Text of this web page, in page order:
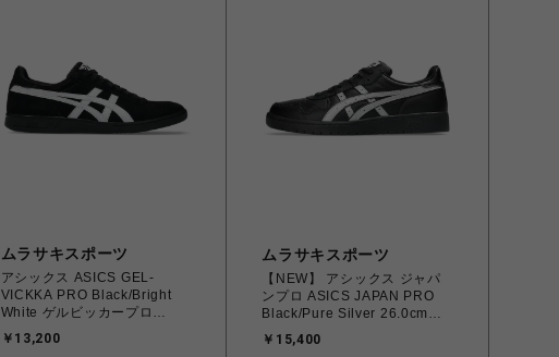
ムラサキスポーツ
アシックス ASICS GEL-
VICKKA PRO Black/Bright
White ゲルビッカープロ
26.0cm～28.0㎝
1201A486.006
￥13,200
ムラサキスポーツ
【NEW】 アシックス ジャパ
ンプロ ASICS JAPAN PRO
Black/Pure Silver 26.0cm～
28.0㎝ 1203B205.001
4573690068224 メンズ スニ
￥15,400